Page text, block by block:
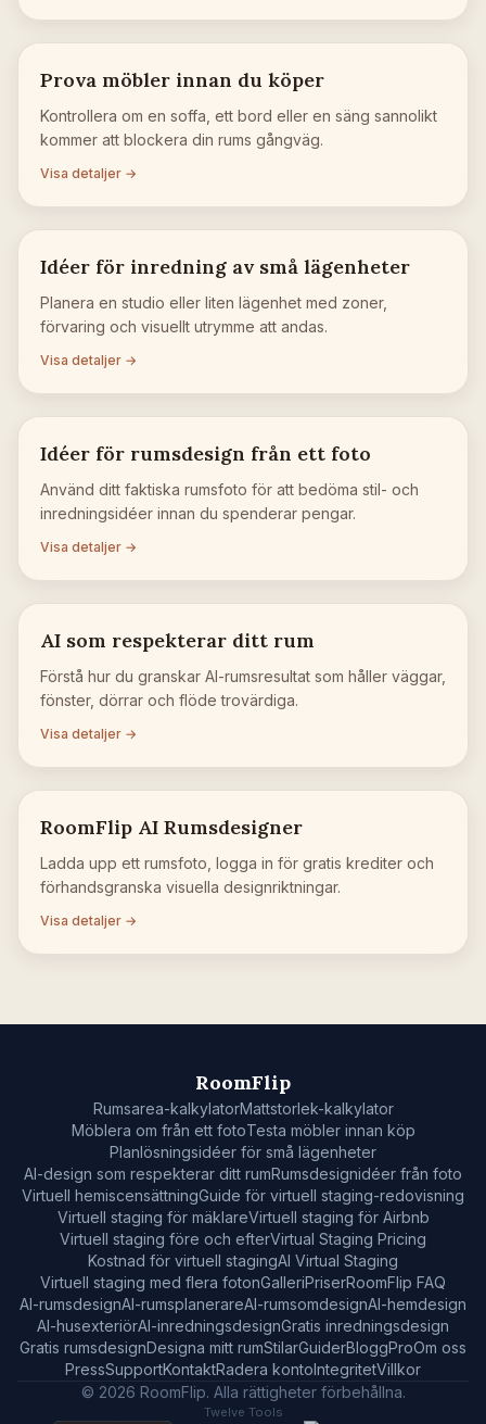
Prova möbler innan du köper
Kontrollera om en soffa, ett bord eller en säng sannolikt
kommer att blockera din rums gångväg.
Visa detaljer →
Idéer för inredning av små lägenheter
Planera en studio eller liten lägenhet med zoner,
förvaring och visuellt utrymme att andas.
Visa detaljer →
Idéer för rumsdesign från ett foto
Använd ditt faktiska rumsfoto för att bedöma stil- och
inredningsidéer innan du spenderar pengar.
Visa detaljer →
AI som respekterar ditt rum
Förstå hur du granskar AI-rumsresultat som håller väggar,
fönster, dörrar och flöde trovärdiga.
Visa detaljer →
RoomFlip AI Rumsdesigner
Ladda upp ett rumsfoto, logga in för gratis krediter och
förhandsgranska visuella designriktningar.
Visa detaljer →
RoomFlip
Rumsarea-kalkylatorMattstorlek-kalkylator
Möblera om från ett fotoTesta möbler innan köp
Planlösningsidéer för små lägenheter
AI-design som respekterar ditt rumRumsdesignidéer från foto
Virtuell hemiscensättningGuide för virtuell staging-redovisning
Virtuell staging för mäklareVirtuell staging för Airbnb
Virtuell staging före och efterVirtual Staging Pricing
Kostnad för virtuell stagingAI Virtual Staging
Virtuell staging med flera fotonGalleriPriserRoomFlip FAQ
AI-rumsdesignAI-rumsplanerareAI-rumsomdesignAI-hemdesign
AI-husexteriörAI-inredningsdesignGratis inredningsdesign
Gratis rumsdesignDesigna mitt rumStilarGuiderBloggProOm oss
PressSupportKontaktRadera kontoIntegritetVillkor
© 2026 RoomFlip. Alla rättigheter förbehållna.
Twelve Tools